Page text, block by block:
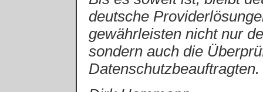
deutsche
gewährleisten nicht nur
sondern auch die
Datenschutzbeauftragten.